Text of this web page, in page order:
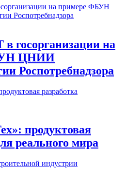
госорганизации на
ЦНИИ
Роспотребнадзора
продуктовая
реального мира